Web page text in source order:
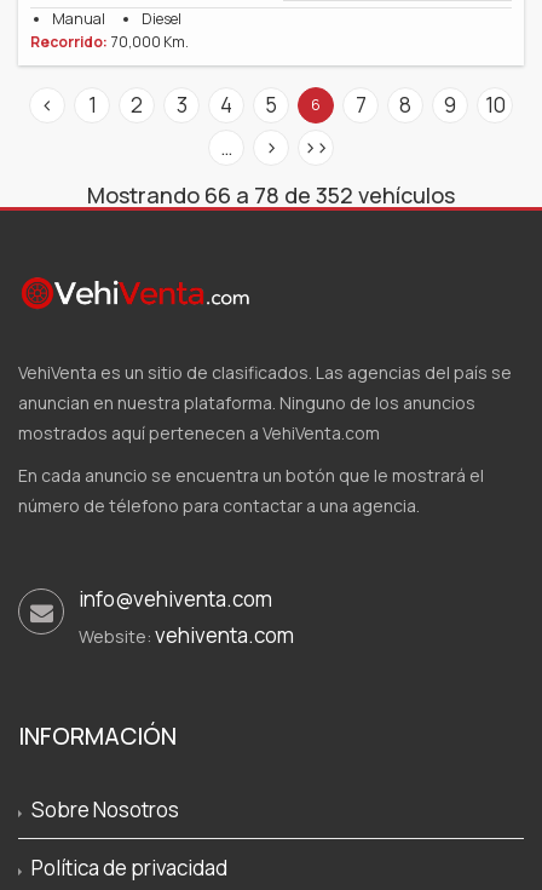
Manual
Diesel
Recorrido: 70,000 Km.
< 1 2 3 4 5 6 7 8 9
10
…
> >>
Mostrando 66 a 78 de 352 vehículos
VehiVenta es un sitio de clasificados. Las agencias del país se
anuncian en nuestra plataforma. Ninguno de los anuncios
mostrados aquí pertenecen a VehiVenta.com
En cada anuncio se encuentra un botón que le mostrará el
número de télefono para contactar a una agencia.
info@vehiventa.com
Website: vehiventa.com
INFORMACIÓN
Sobre Nosotros
Política de privacidad